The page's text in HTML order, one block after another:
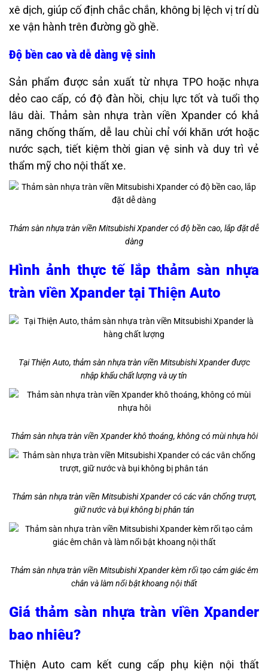
xê dịch, giúp cố định chắc chắn, không bị lệch vị trí dù
xe vận hành trên đường gồ ghề.
Độ bền cao và dễ dàng vệ sinh
Sản phẩm được sản xuất từ nhựa TPO hoặc nhựa
dẻo cao cấp, có độ đàn hồi, chịu lực tốt và tuổi thọ
lâu dài. Thảm sàn nhựa tràn viền Xpander có khả
năng chống thấm, dễ lau chùi chỉ với khăn ướt hoặc
nước sạch, tiết kiệm thời gian vệ sinh và duy trì vẻ
thẩm mỹ cho nội thất xe.
Thảm sàn nhựa tràn viền Mitsubishi Xpander có độ bền cao, lắp đặt dễ
dàng
Hình ảnh thực tế lắp thảm sàn nhựa
tràn viền Xpander tại Thiện Auto
Tại Thiện Auto, thảm sàn nhựa tràn viền Mitsubishi Xpander được
nhập khẩu chất lượng và uy tín
Thảm sàn nhựa tràn viền Xpander khô thoáng, không có mùi nhựa hôi
Thảm sàn nhựa tràn viền Mitsubishi Xpander có các vân chống trượt,
giữ nước và bụi không bị phân tán
Thảm sàn nhựa tràn viền Mitsubishi Xpander kèm rối tạo cảm giác êm
chân và làm nổi bật khoang nội thất
Giá thảm sàn nhựa tràn viền Xpander
bao nhiêu?
Thiện Auto cam kết cung cấp phụ kiện nội thất